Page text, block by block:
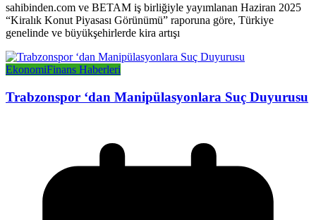
sahibinden.com ve BETAM iş birliğiyle yayımlanan Haziran 2025
“Kiralık Konut Piyasası Görünümü” raporuna göre, Türkiye
genelinde ve büyükşehirlerde kira artışı
EkonomiFinans Haberleri
Trabzonspor ‘dan Manipülasyonlara Suç Duyurusu